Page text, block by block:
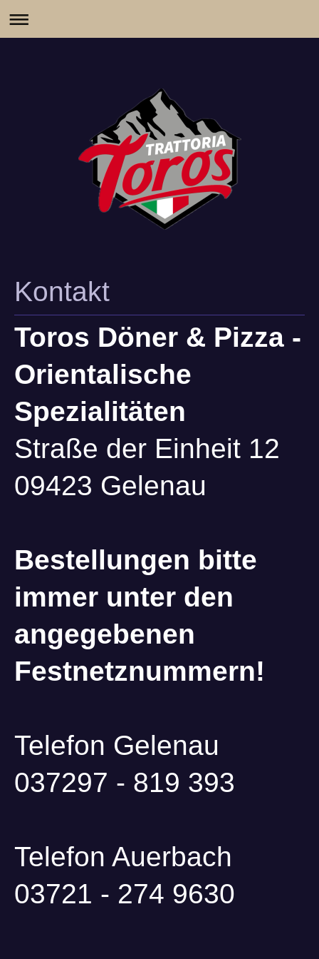
Kontakt
Toros Döner & Pizza -
Orientalische
Spezialitäten
Straße der Einheit 12
09423 Gelenau
Bestellungen bitte
immer unter den
angegebenen
Festnetznummern!
Telefon Gelenau
037297 - 819 393
Telefon Auerbach
03721 - 274 9630